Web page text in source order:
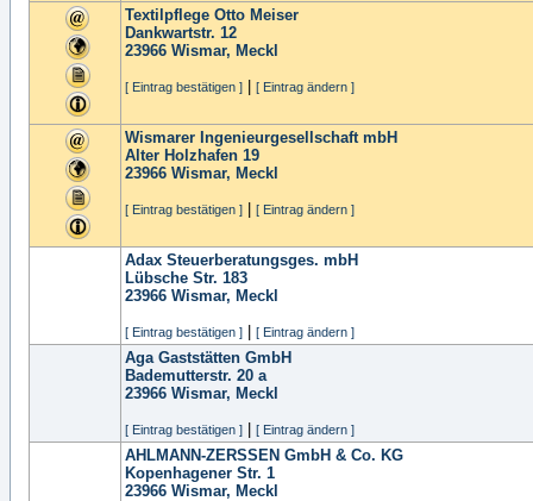
Textilpflege Otto Meiser
Dankwartstr. 12
23966 Wismar, Meckl
[ Eintrag bestätigen ] [ Eintrag ändern ]
Wismarer Ingenieurgesellschaft mbH
Alter Holzhafen 19
23966 Wismar, Meckl
[ Eintrag bestätigen ] [ Eintrag ändern ]
Adax Steuerberatungsges. mbH
Lübsche Str. 183
23966 Wismar, Meckl
[ Eintrag bestätigen ] [ Eintrag ändern ]
Aga Gaststätten GmbH
Bademutterstr. 20 a
23966 Wismar, Meckl
[ Eintrag bestätigen ] [ Eintrag ändern ]
AHLMANN-ZERSSEN GmbH & Co. KG
Kopenhagener Str. 1
23966 Wismar, Meckl